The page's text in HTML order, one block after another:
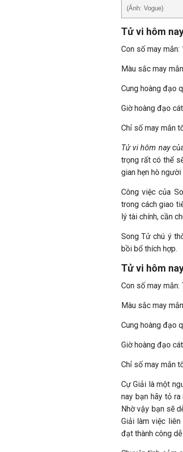
(Ảnh: Vogue)
Tử vi hôm
Con số may mắn:
Màu sắc may
Cung hoàng đạo
Giờ hoàng đạo
Chỉ số may mắn
Tử vi hôm nay
trọng rất có thể
gian hẹn hò
Công việc của
trong cách giao
lý tài chính, cần
Song Tử chú ý
bồi bổ thích hợp.
Tử vi hôm
Con số may mắn:
Màu sắc may
Cung hoàng đạo
Giờ hoàng đạo
Chỉ số may mắn
Cự Giải là một
nay bạn hãy tỏ
Nhờ vậy bạn sẽ
Giải làm việc liên
đạt thành công dễ